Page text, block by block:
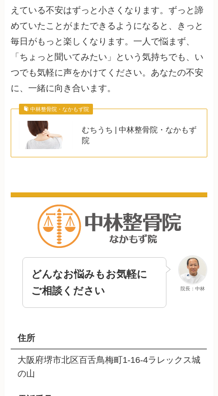
えている不安はずっと小さくなります。ずっと諦
めていたことがまたできるようになると、きっと
毎日がもっと楽しくなります。一人で悩まず、
「ちょっと聞いてみたい」という気持ちでも、い
つでも気軽に声をかけてください。あなたの不安
に、一緒に向き合います。
中林整骨院・なかもず院
むちうち | 中林整骨院・なかもず
院
院長：中林
どんなお悩みもお気軽に
ご相談ください
住所
大阪府堺市北区百舌鳥梅町1-16-4ラレックス城
の山